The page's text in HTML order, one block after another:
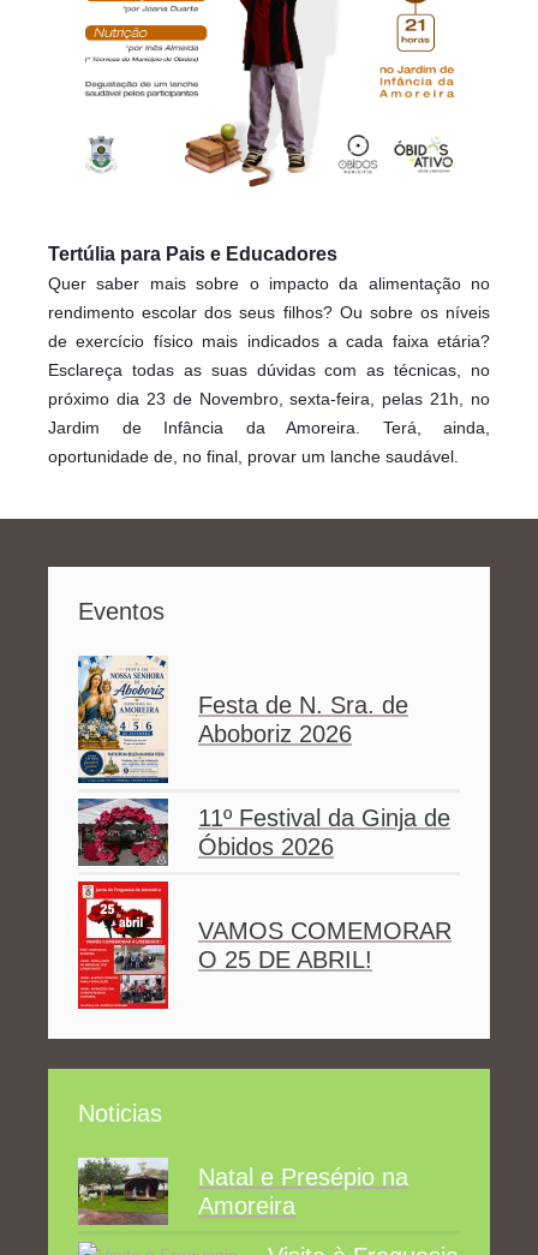
Tertúlia para Pais e Educadores
Quer saber mais sobre o impacto da alimentação no
rendimento escolar dos seus filhos? Ou sobre os níveis
de exercício físico mais indicados a cada faixa etária?
Esclareça todas as suas dúvidas com as técnicas, no
próximo dia 23 de Novembro, sexta-feira, pelas 21h, no
Jardim de Infância da Amoreira. Terá, ainda,
oportunidade de, no final, provar um lanche saudável.
Eventos
Festa de N. Sra. de
Aboboriz 2026
11º Festival da Ginja de
Óbidos 2026
VAMOS COMEMORAR
O 25 DE ABRIL!
Noticias
Natal e Presépio na
Amoreira